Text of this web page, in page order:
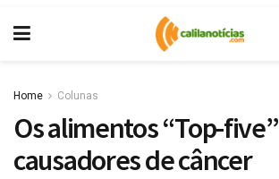
Home Colunas
Os alimentos “Top-five”
causadores de câncer